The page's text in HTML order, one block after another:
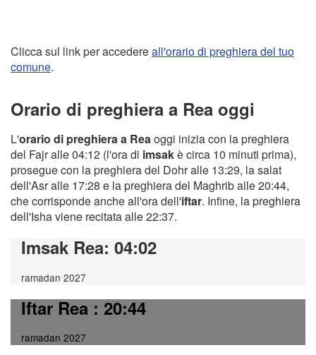
Clicca sul link per accedereall'orario di preghiera del tuo
comune.
Orario di preghiera a Rea oggi
L'orario di preghiera a Reaoggi inizia con la preghiera
del Fajr alle 04:12 (l'ora di imsakè circa 10 minuti prima),
prosegue con la preghiera del Dohr alle 13:29, la salat
dell'Asr alle 17:28 e la preghiera del Maghrib alle 20:44,
che corrisponde anche all'ora dell'iftar. Infine, la preghiera
dell'Isha viene recitata alle 22:37.
Imsak Rea: 04:02
ramadan 2027
Iftar Rea: 20:44
ramadan 2027